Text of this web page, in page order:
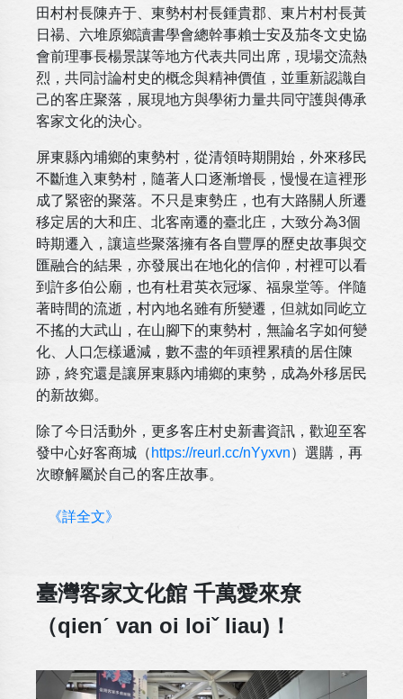
田村村長陳卉于、東勢村村長鍾貴郡、東片村村長黃
日禓、六堆原鄉讀書學會總幹事賴士安及茄冬文史協
會前理事長楊景謀等地方代表共同出席，現場交流熱
烈，共同討論村史的概念與精神價值，並重新認識自
己的客庄聚落，展現地方與學術力量共同守護與傳承
客家文化的決心。
屏東縣內埔鄉的東勢村，從清領時期開始，外來移民
不斷進入東勢村，隨著人口逐漸增長，慢慢在這裡形
成了緊密的聚落。不只是東勢庄，也有大路關人所遷
移定居的大和庄、北客南遷的臺北庄，大致分為3個
時期遷入，讓這些聚落擁有各自豐厚的歷史故事與交
匯融合的結果，亦發展出在地化的信仰，村裡可以看
到許多伯公廟，也有杜君英衣冠塚、福泉堂等。伴隨
著時間的流逝，村內地名雖有所變遷，但就如同屹立
不搖的大武山，在山腳下的東勢村，無論名字如何變
化、人口怎樣遞減，數不盡的年頭裡累積的居住陳
跡，終究還是讓屏東縣內埔鄉的東勢，成為外移居民
的新故鄉。
除了今日活動外，更多客庄村史新書資訊，歡迎至客
發中心好客商城（ https://reurl.cc/nYyxvn）選購，再
次瞭解屬於自己的客庄故事。
《詳全文》
臺灣客家文化館 千萬愛來尞
（qienˊ van oi loiˇ liau)！